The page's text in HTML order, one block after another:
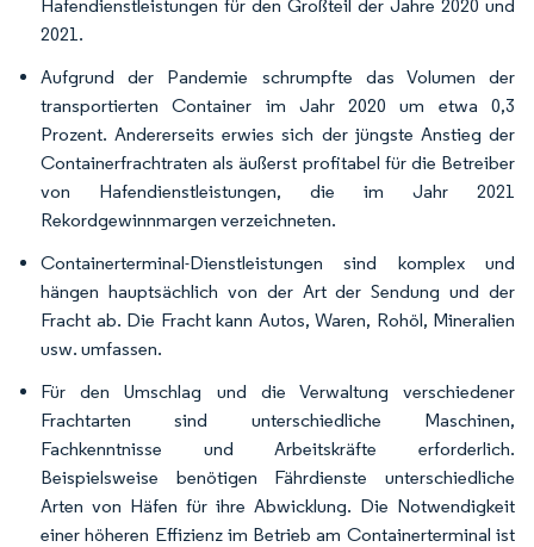
Hafendienstleistungen für den Großteil der Jahre 2020 und
2021.
Aufgrund der Pandemie schrumpfte das Volumen der
transportierten Container im Jahr 2020 um etwa 0,3
Prozent. Andererseits erwies sich der jüngste Anstieg der
Containerfrachtraten als äußerst profitabel für die Betreiber
von Hafendienstleistungen, die im Jahr 2021
Rekordgewinnmargen verzeichneten.
Containerterminal-Dienstleistungen sind komplex und
hängen hauptsächlich von der Art der Sendung und der
Fracht ab. Die Fracht kann Autos, Waren, Rohöl, Mineralien
usw. umfassen.
Für den Umschlag und die Verwaltung verschiedener
Frachtarten sind unterschiedliche Maschinen,
Fachkenntnisse und Arbeitskräfte erforderlich.
Beispielsweise benötigen Fährdienste unterschiedliche
Arten von Häfen für ihre Abwicklung. Die Notwendigkeit
einer höheren Effizienz im Betrieb am Containerterminal ist